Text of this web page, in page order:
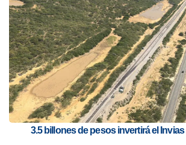
3.5 billones de pesos invertirá el